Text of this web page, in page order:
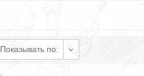
Показывать по: